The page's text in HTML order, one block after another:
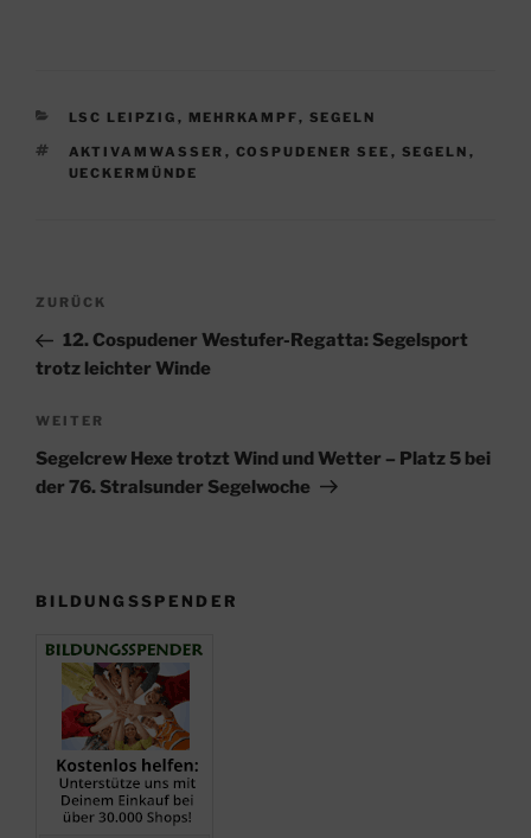
KATEGORIEN
LSC LEIPZIG , MEHRKAMPF, SEGELN
SCHLAGWÖRTER
AKTIVAMWASSER , COSPUDENER SEE , SEGELN ,
UECKERMÜNDE
Beitragsnavigation
Vorheriger
Beitrag
ZURÜCK
12. Cospudener Westufer-Regatta: Segelsport
trotz leichter Winde
Nächster
Beitrag
WEITER
Segelcrew Hexe trotzt Wind und Wetter – Platz 5 bei
der 76. Stralsunder Segelwoche
BILDUNGSSPENDER